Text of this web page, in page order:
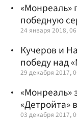
«Монреаль»
победную
24 января 2018,
Кучеров и
победу над
29 декабря 2017,
«Монреаль»
«Детройта»
03 декабря 2017,